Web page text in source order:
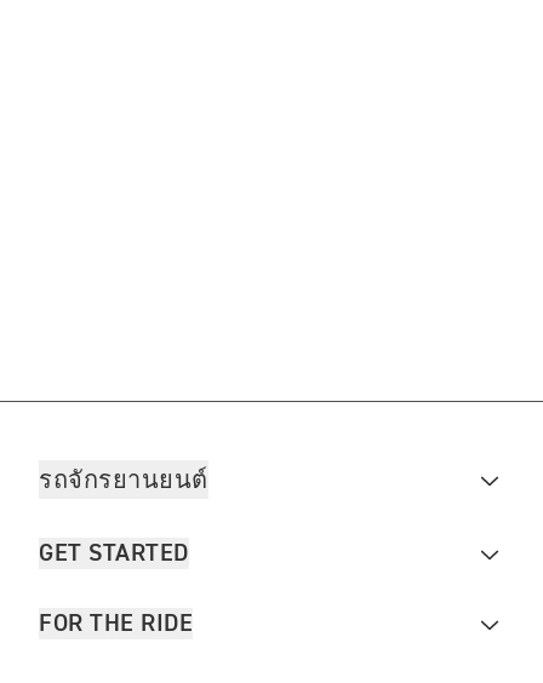
รถจักรยานยนต์
GET STARTED
FOR THE RIDE